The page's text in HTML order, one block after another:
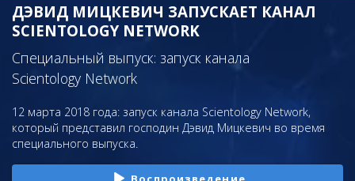
ДЭВИД МИЦКЕВИЧ ЗАПУСКАЕТ КАНАЛ
SCIENTOLOGY NETWORK
Специальный выпуск: запуск канала
Scientology Network
12 марта 2018 года: запуск канала Scientology Network,
который представил господин Дэвид Мицкевич во время
специального выпуска.